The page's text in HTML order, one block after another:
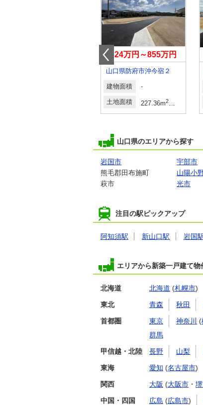
624万円～855万円
山口県防府市沖今宿２
建物面積 -
土地面積 227.36m2～297.1m
山口県のエリアから探す
岩国市 宇部市
熊毛郡田布施町
山陽小
萩市
光市
注目の駅ピックアップ
阿知須駅 新山口駅 岩国
エリアから新築一戸建て物
北海道 北海道 (札幌市)
東北 青森 秋田
首都圏 東京 神奈川 (
群馬
甲信越・北陸 長野 山梨
東海 愛知 (名古屋市)
関西 大阪 (大阪市 ・
中国・四国 広島 (広島市)